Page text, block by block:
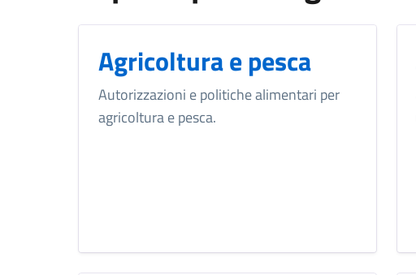
Agricoltura e pesca
Autorizzazioni e politiche alimentari per
agricoltura e pesca.